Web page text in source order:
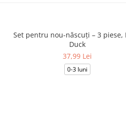
Set pentru nou-născuți – 3 piese,
Duck
37,99 Lei
0-3 luni